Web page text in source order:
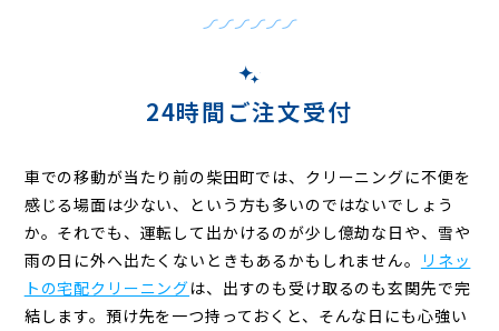
24時間ご注文受付
車での移動が当たり前の柴田町では、クリーニングに不便を
感じる場面は少ない、という方も多いのではないでしょう
か。それでも、運転して出かけるのが少し億劫な日や、雪や
雨の日に外へ出たくないときもあるかもしれません。
リネッ
トの宅配クリーニングは、出すのも受け取るのも玄関先で完
結します。預け先を一つ持っておくと、そんな日にも心強い